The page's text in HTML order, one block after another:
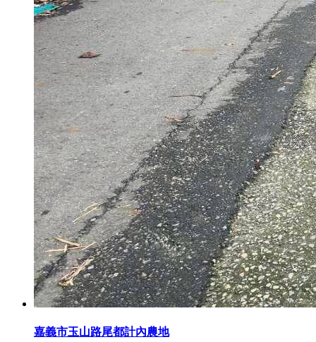
嘉義市玉山路尾都計內農地